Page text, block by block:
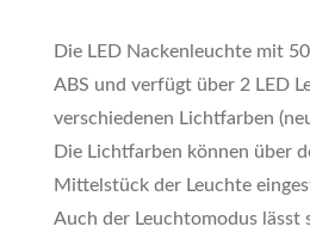
Die LED Nackenleuchte mit
ABS und verfügt über 2 LED
verschiedenen Lichtfarben
Die Lichtfarben können über
Mittelstück der Leuchte
Auch der Leuchtomodus lässt